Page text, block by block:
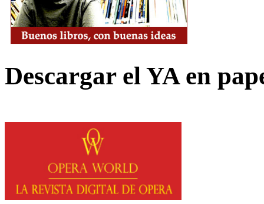
Descargar el YA en